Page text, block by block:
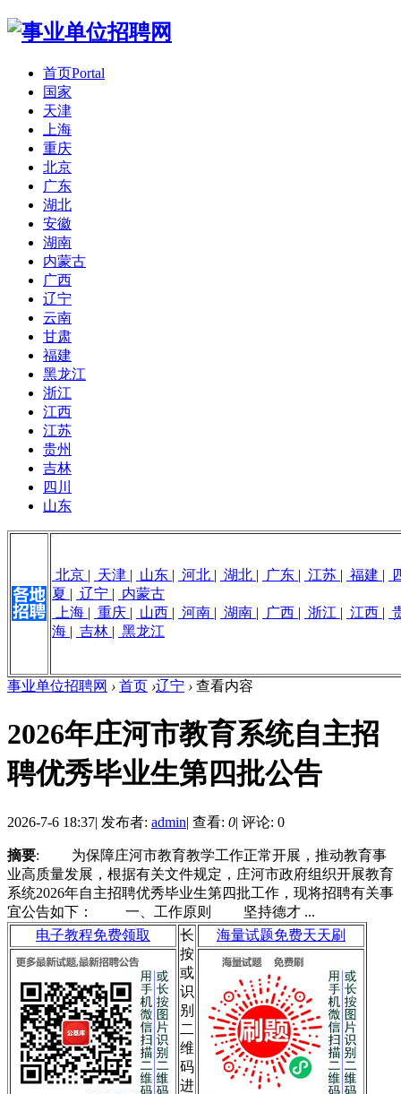
首页Portal
国家
天津
上海
重庆
北京
广东
湖北
安徽
湖南
内蒙古
广西
辽宁
云南
甘肃
福建
黑龙江
浙江
江西
江苏
贵州
吉林
四川
山东
北京 | 天津 | 山东 | 河北 | 湖北 | 广东 | 江苏 | 福建 |
夏 | 辽宁 | 内蒙古
上海 | 重庆 | 山西 | 河南 | 湖南 | 广西 | 浙江 | 江西 |
海 | 吉林 | 黑龙江
事业单位招聘网 › 首页 ›辽宁 › 查看内容
2026年庄河市教育系统自主招
聘优秀毕业生第四批公告
2026-7-6 18:37| 发布者: admin| 查看: 0| 评论: 0
摘要: 为保障庄河市教育教学工作正常开展，推动教育事
业高质量发展，根据有关文件规定，庄河市政府组织开展教育
系统2026年自主招聘优秀毕业生第四批工作，现将招聘有关事
宜公告如下： 一、工作原则 坚持德才 ...
电子教程免费领取
长
按
或
识
别
二
维
码
进
海量试题免费天天刷